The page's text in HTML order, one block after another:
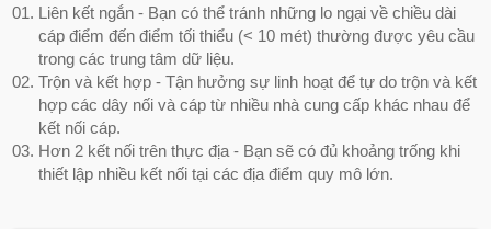
Liên kết ngắn - Bạn có thể tránh những lo ngại về chiều dài
cáp điểm đến điểm tối thiểu (< 10 mét) thường được yêu cầu
trong các trung tâm dữ liệu.
Trộn và kết hợp - Tận hưởng sự linh hoạt để tự do trộn và kết
hợp các dây nối và cáp từ nhiều nhà cung cấp khác nhau để
kết nối cáp.
Hơn 2 kết nối trên thực địa - Bạn sẽ có đủ khoảng trống khi
thiết lập nhiều kết nối tại các địa điểm quy mô lớn.